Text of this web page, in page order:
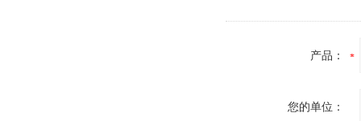
产品：
您的单位：